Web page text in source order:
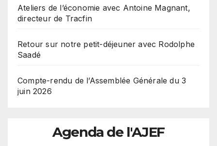
Ateliers de l’économie avec Antoine Magnant,
directeur de Tracfin
Retour sur notre petit-déjeuner avec Rodolphe
Saadé
Compte-rendu de l’Assemblée Générale du 3
juin 2026
Agenda de l'AJEF